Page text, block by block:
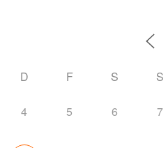
D F S S
4 5 6 7